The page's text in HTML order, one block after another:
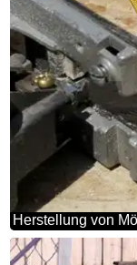
Herstellung von